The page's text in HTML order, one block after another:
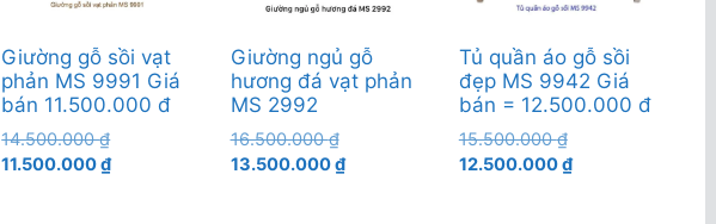
Giường gỗ sồi vạt
phản MS 9991 Giá
bán 11.500.000 đ
14.500.000₫Giá
gốc
11.500.000₫Giá
Giường ngủ gỗ
hương đá vạt phản
MS 2992
16.500.000₫Giá
gốc
13.500.000₫Giá
Tủ quần áo gỗ sồi
đẹp MS 9942 Giá
bán = 12.500.000 đ
15.500.000₫Giá
gốc
12.500.000₫Giá